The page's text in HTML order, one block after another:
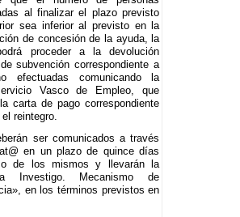
al finalizar el plazo previsto
sea inferior al previsto en la
de concesión de la ayuda, la
proceder a la devolución
subvención correspondiente a
efectuadas comunicando la
Vasco de Empleo, que
carta de pago correspondiente
reintegro.
ser comunicados a través
en un plazo de quince días
de los mismos y llevarán la
Investigo. Mecanismo de
en los términos previstos en